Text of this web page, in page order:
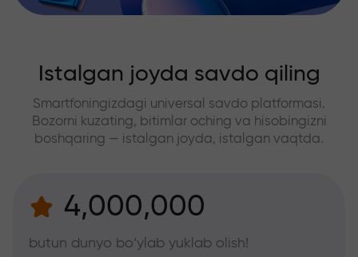
Istalgan joyda savdo qiling
Smartfoningizdagi universal savdo platformasi.
Bozorni kuzating, bitimlar oching va hisobingizni
boshqaring — istalgan joyda, istalgan vaqtda.
4,000,000
butun dunyo bo‘ylab yuklab olish!